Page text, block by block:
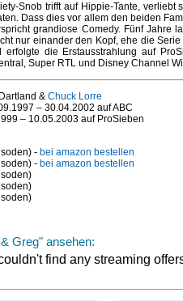
Snob trifft auf Hippie-Tante, verliebt
Dass dies vor allem den beiden
grandiose Comedy. Fünf Jahre
nur einander den Kopf, ehe die
erfolgte die Erstausstrahlung auf
Super RTL und Disney Channel
& Chuck Lorre
– 30.04.2002 auf ABC
– 10.05.2003 auf ProSieben
- bei amazon bestellen
- bei amazon bestellen
Greg" ansehen: